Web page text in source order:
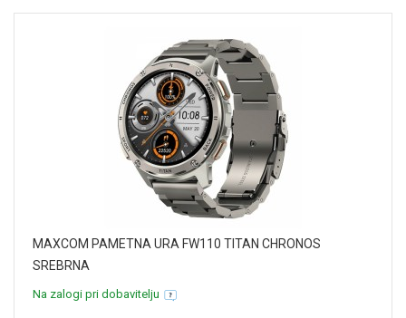
MAXCOM PAMETNA URA FW110 TITAN CHRONOS
SREBRNA
Na zalogi pri dobavitelju